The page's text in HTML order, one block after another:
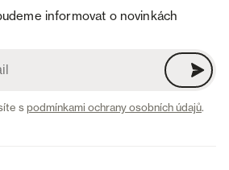
informovat o novinkách
spodmínkami ochrany osobních údajů.